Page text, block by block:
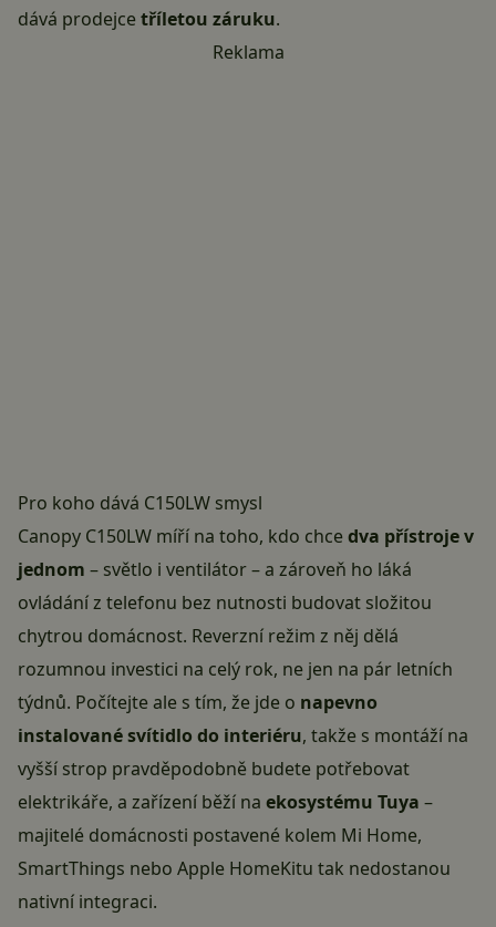
dává prodejcetříletou záruku.
Reklama
Pro koho dává C150LW smysl
Canopy C150LW míří na toho, kdo chcedva přístroje v
jednom – světlo i ventilátor – a zároveň ho láká
ovládání z telefonu bez nutnosti budovat složitou
chytrou domácnost. Reverzní režim z něj dělá
rozumnou investici na celý rok, ne jen na pár letních
týdnů. Počítejte ale s tím, že jde o napevno
instalované svítidlo do interiéru, takže s montáží na
vyšší strop pravděpodobně budete potřebovat
elektrikáře, a zařízení běží na ekosystému Tuya –
majitelé domácnosti postavené kolem Mi Home,
SmartThings nebo Apple HomeKitu tak nedostanou
nativní integraci.